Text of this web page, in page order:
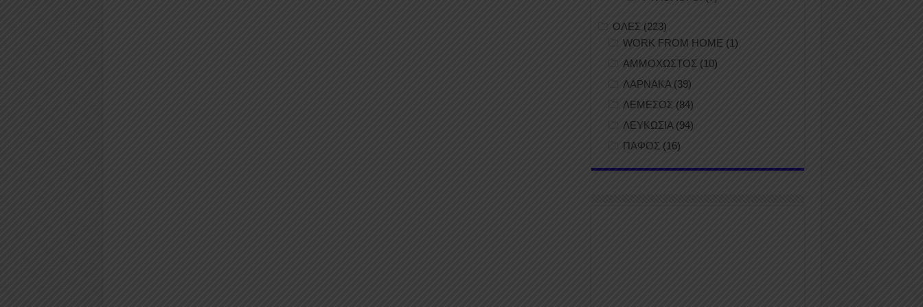
ΟΛΕΣ (223)
WORK FROM HOME (1)
ΑΜΜΟΧΩΣΤΟΣ (10)
ΛΑΡΝΑΚΑ (39)
ΛΕΜΕΣΟΣ (84)
ΛΕΥΚΩΣΙΑ(94)
ΠΑΦΟΣ (16)